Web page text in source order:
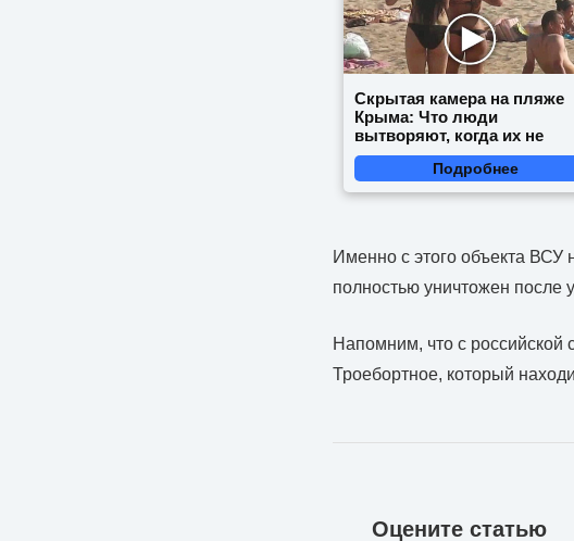
Скрытая камера на пляже
Крыма: Что люди
вытворяют, когда их не
видят...
Подробнее
Именно с этого объекта ВСУ
полностью уничтожен после
Напомним, что с российской
Троебортное, который
Оцените статью